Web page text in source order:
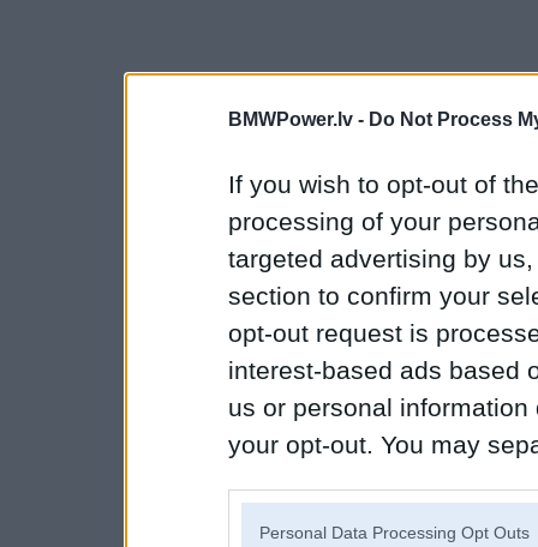
BMWPower.lv - Do Not Process
If you wish to opt-out of
processing of your
targeted advertising by
section to confirm your
opt-out request is
interest-based ads based
us or personal
your opt-out. You may
Personal Data Processing Opt Outs